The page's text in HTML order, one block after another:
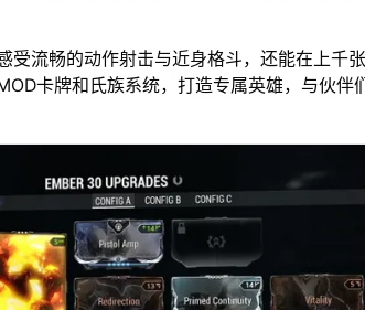
受流畅的动作射击与近身格斗，还能在上千
卡牌和氏族系统，打造专属英雄，与伙伴